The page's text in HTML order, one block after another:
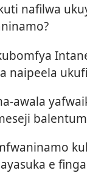
nafilwa
naipeela
awala
e